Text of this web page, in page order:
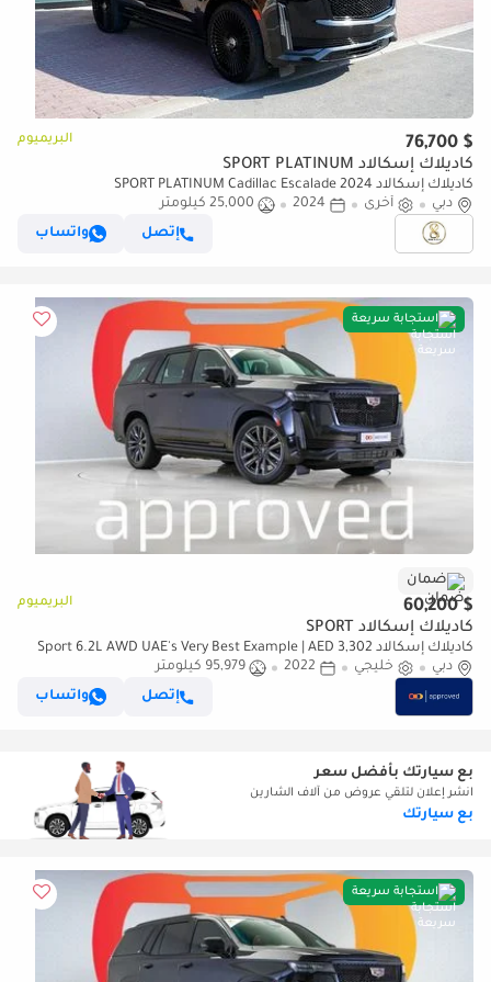
$ 76,700 البريميوم
كاديلاك إسكالاد SPORT PLATINUM
كاديلاك إسكالاد SPORT PLATINUM Cadillac Escalade 2024
دبي
أخرى 2024
25,000 كيلومتر
إتصل
واتساب
استجابة سريعة
ضمان
$ 60,200 البريميوم
كاديلاك إسكالاد SPORT
كاديلاك إسكالاد Sport 6.2L AWD UAE's Very Best Example | AED 3,302
Per Month
دبي خليجي 2022
95,979 كيلومتر
إتصل
واتساب
بع سيارتك بأفضل سعر
انشر إعلان لتلقي عروض من آلاف الشارين
بع سيارتك
استجابة سريعة